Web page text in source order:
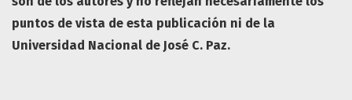
puntos de vista de esta publicación ni de la
Universidad Nacional de José C. Paz.